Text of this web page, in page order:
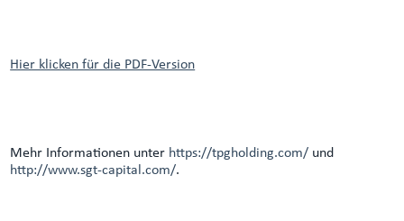
Hier klicken für die PDF-Version
Mehr Informationen unter https://tpgholding.com/ und
http://www.sgt-capital.com/.